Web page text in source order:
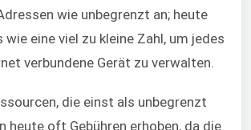
wie unbegrenzt an; heute
eine viel zu kleine Zahl, um jedes
verbundene Gerät zu verwalten.
die einst als unbegrenzt
heute oft Gebühren erhoben, da die